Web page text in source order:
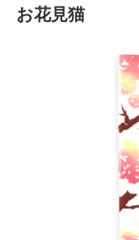
お花見猫